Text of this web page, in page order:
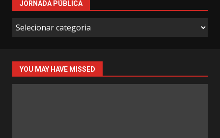
JORNADA PÚBLICA
Jornada
Pública
YOU MAY HAVE MISSED